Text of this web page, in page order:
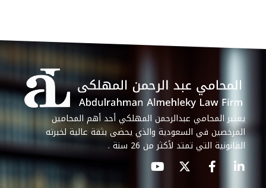
يعتبر المحامي عبدالرحمن المهلكي أحد أهم المحامين
المرخصين في السعودية والذي يحضى بثقة عالية لخبرته
القانونية التي تمتد لأكثر من 26 سنة .